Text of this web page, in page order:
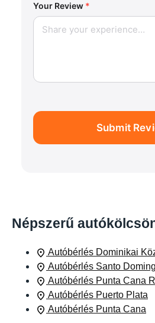
Your Review *
Submit
Népszerű
Autóbérlés Dominikai
Autóbérlés Santo
Autóbérlés Punta Cana
Autóbérlés Puerto Plata
Autóbérlés Punta Cana